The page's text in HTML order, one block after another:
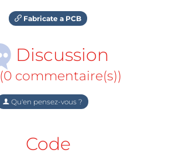
Fabricate a PCB
Discussion
(0 commentaire(s))
Qu'en pensez-vous ?
Code